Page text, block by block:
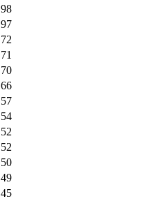
98
97
72
71
70
66
57
54
52
52
50
49
45